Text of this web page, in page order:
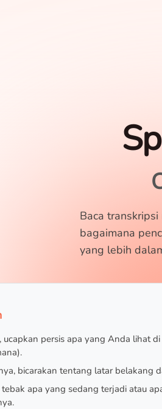
Baca
bagaimana
yang lebih
ucapkan persis apa yang Anda lihat
bicarakan tentang latar belakang
tebak apa yang sedang terjadi atau